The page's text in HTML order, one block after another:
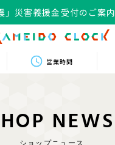
」災害義援金受付のご案内
営業時間
HOP NEWS